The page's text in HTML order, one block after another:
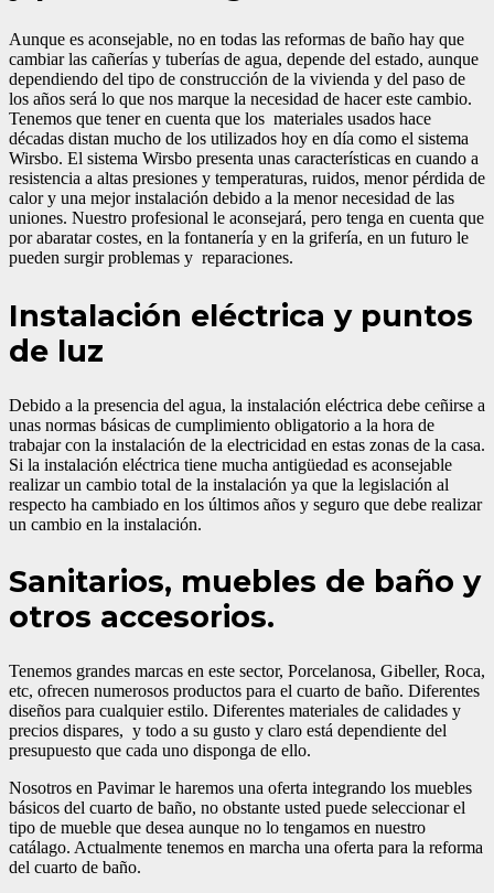
Aunque es aconsejable, no en todas las reformas de baño hay que
cambiar las cañerías y tuberías de agua, depende del estado, aunque
dependiendo del tipo de construcción de la vivienda y del paso de
los años será lo que nos marque la necesidad de hacer este cambio.
Tenemos que tener en cuenta que los materiales usados hace
décadas distan mucho de los utilizados hoy en día como el sistema
Wirsbo. El sistema Wirsbo presenta unas características en cuando a
resistencia a altas presiones y temperaturas, ruidos, menor pérdida de
calor y una mejor instalación debido a la menor necesidad de las
uniones. Nuestro profesional le aconsejará, pero tenga en cuenta que
por abaratar costes, en la fontanería y en la grifería, en un futuro le
pueden surgir problemas y reparaciones.
Instalación eléctrica y puntos
de luz
Debido a la presencia del agua, la instalación eléctrica debe ceñirse a
unas normas básicas de cumplimiento obligatorio a la hora de
trabajar con la instalación de la electricidad en estas zonas de la casa.
Si la instalación eléctrica tiene mucha antigüedad es aconsejable
realizar un cambio total de la instalación ya que la legislación al
respecto ha cambiado en los últimos años y seguro que debe realizar
un cambio en la instalación.
Sanitarios, muebles de baño y
otros accesorios.
Tenemos grandes marcas en este sector, Porcelanosa, Gibeller, Roca,
etc, ofrecen numerosos productos para el cuarto de baño. Diferentes
diseños para cualquier estilo. Diferentes materiales de calidades y
precios dispares, y todo a su gusto y claro está dependiente del
presupuesto que cada uno disponga de ello.
Nosotros en Pavimar le haremos una oferta integrando los muebles
básicos del cuarto de baño, no obstante usted puede seleccionar el
tipo de mueble que desea aunque no lo tengamos en nuestro
catálago. Actualmente tenemos en marcha una oferta para la reforma
del cuarto de baño.